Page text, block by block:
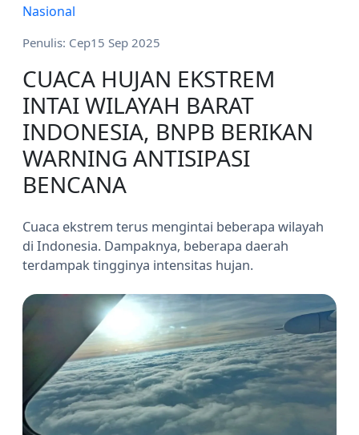
Nasional
Penulis: Cep15 Sep 2025
CUACA HUJAN EKSTREM
INTAI WILAYAH BARAT
INDONESIA, BNPB BERIKAN
WARNING ANTISIPASI
BENCANA
Cuaca ekstrem terus mengintai beberapa wilayah
di Indonesia. Dampaknya, beberapa daerah
terdampak tingginya intensitas hujan.